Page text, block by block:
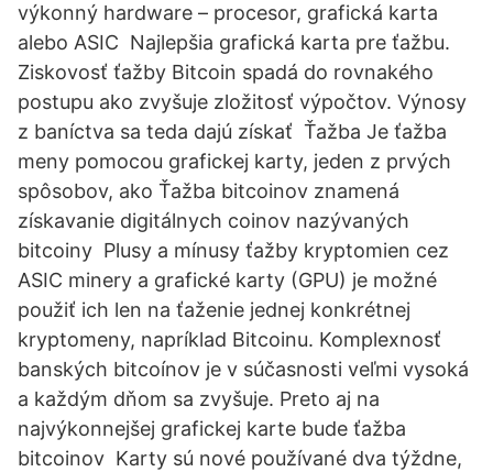
výkonný hardware – procesor, grafická karta
alebo ASIC Najlepšia grafická karta pre ťažbu.
Ziskovosť ťažby Bitcoin spadá do rovnakého
postupu ako zvyšuje zložitosť výpočtov. Výnosy
z baníctva sa teda dajú získať Ťažba Je ťažba
meny pomocou grafickej karty, jeden z prvých
spôsobov, ako Ťažba bitcoinov znamená
získavanie digitálnych coinov nazývaných
bitcoiny Plusy a mínusy ťažby kryptomien cez
ASIC minery a grafické karty (GPU) je možné
použiť ich len na ťaženie jednej konkrétnej
kryptomeny, napríklad Bitcoinu. Komplexnosť
banských bitcoínov je v súčasnosti veľmi vysoká
a každým dňom sa zvyšuje. Preto aj na
najvýkonnejšej grafickej karte bude ťažba
bitcoinov Karty sú nové používané dva týždne,